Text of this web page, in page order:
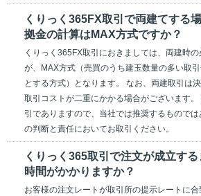
くりっく365FX取引で両建てする
拠金の計算はMAX方式ですか？
くりっく365FX取引におきましては、両建時
が、MAX方式（売買のうち建玉数量の多い取
とする方式）となります。 なお、両建取引は
取引コストが二重にかかる場合がございます
引でありますので、当社では推奨するもので
の判断と責任においてお取引ください。
くりっく365取引で注文が成立す
時間がかかりますか？
お客様の注文レートが取引所の提示レートに